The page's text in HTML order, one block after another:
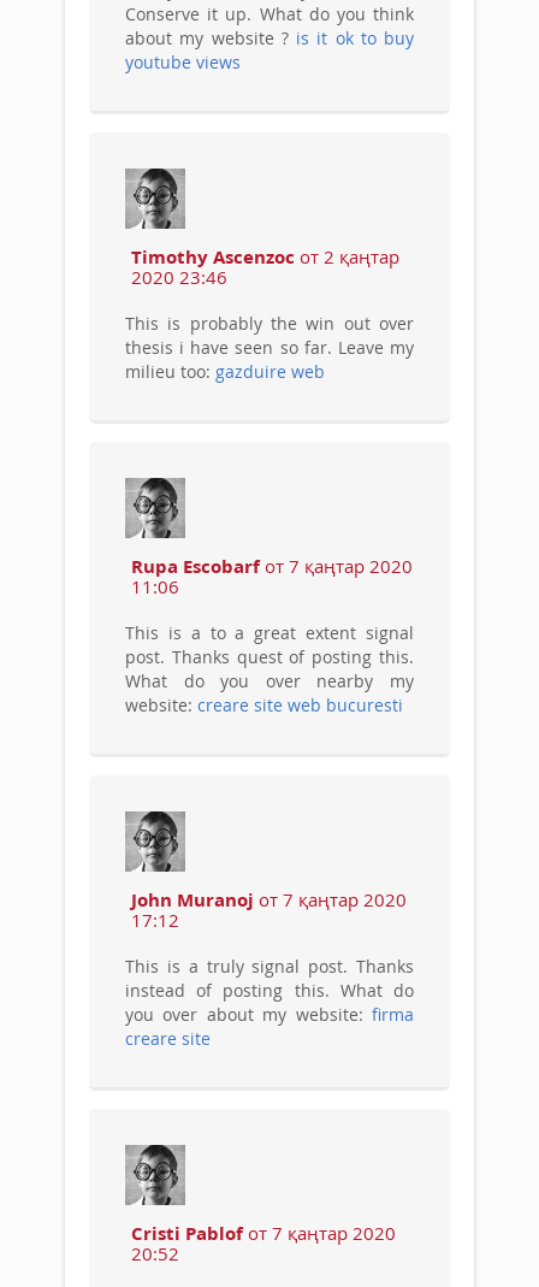
Conserve it up. What do you think
about my website ? is it ok to buy
youtube views
Timothy Ascenzoc от 2 қаңтар
2020 23:46
This is probably the win out over
thesis i have seen so far. Leave my
milieu too: gazduire web
Rupa Escobarfот 7 қаңтар 2020
11:06
This is a to a great extent signal
post. Thanks quest of posting this.
What do you over nearby my
website: creare site web bucuresti
John Muranoj от 7 қаңтар 2020
17:12
This is a truly signal post. Thanks
instead of posting this. What do
you over about my website: firma
creare site
Cristi Pablofот 7 қаңтар 2020
20:52